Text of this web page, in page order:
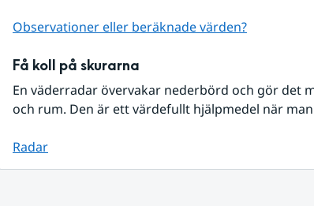
Observationer eller beräknade värden?
Få koll på skurarna
En väderradar övervakar nederbörd och gör det
och rum. Den är ett värdefullt hjälpmedel när
Radar